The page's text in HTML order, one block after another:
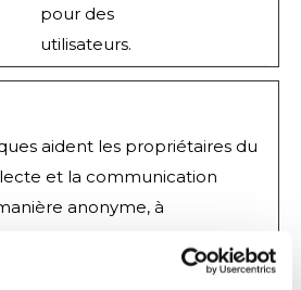
pour des
utilisateurs.
aident les propriétaires du
et la communication
anonyme, à